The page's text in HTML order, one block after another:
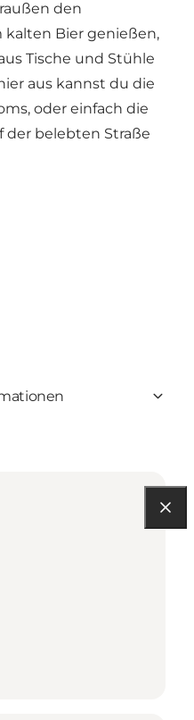
den
kalten Bier genießen,
Tische und Stühle
aus kannst du die
oder einfach die
der belebten Straße